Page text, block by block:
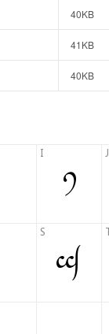
40KB
41KB
40KB